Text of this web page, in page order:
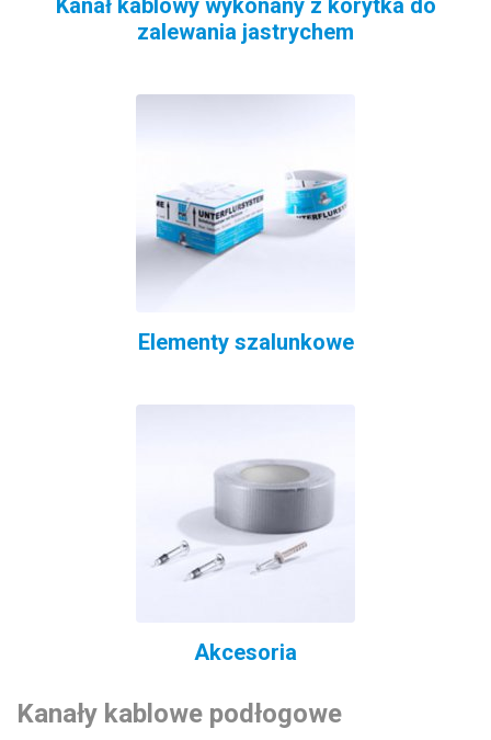
Kanał kablowy wykonany z korytka do
zalewania jastrychem
Elementy szalunkowe
Akcesoria
Kanały kablowe podłogowe